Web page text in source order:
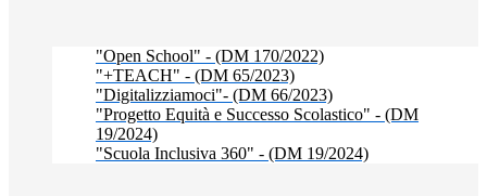
"Open School" - (DM 170/2022)
"+TEACH" - (DM 65/2023)
"Digitalizziamoci"- (DM 66/2023)
"Progetto Equità e Successo Scolastico" - (DM
19/2024)
"Scuola Inclusiva 360" - (DM 19/2024)